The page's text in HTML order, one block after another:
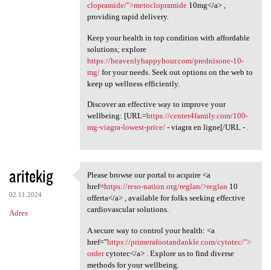
clopramide/">metoclopramide10mg</a> ,
providing rapid delivery.
Keep your health in top condition with affordable
solutions; explore
https://heavenlyhappyhour.com/prednisone-10-
mg/for your needs. Seek out options on the web to
keep up wellness efficiently.
Discover an effective way to improve your
wellbeing: [URL=https://center4family.com/100-
mg-viagra-lowest-price/- viagra en ligne[/URL - .
aritekig
02.11.2024
Adres
Please browse our portal to
Please browse our portal to acquire <a
href=https://reso-nation.org/reglan/>reglan 10
offerta</a> , available for folks seeking effective
cardiovascular solutions.
A secure way to control your health: <a
href="https://primerafootandankle.com/cytotec/">
ordercytotec</a> . Explore us to find diverse
methods for your wellbeing.